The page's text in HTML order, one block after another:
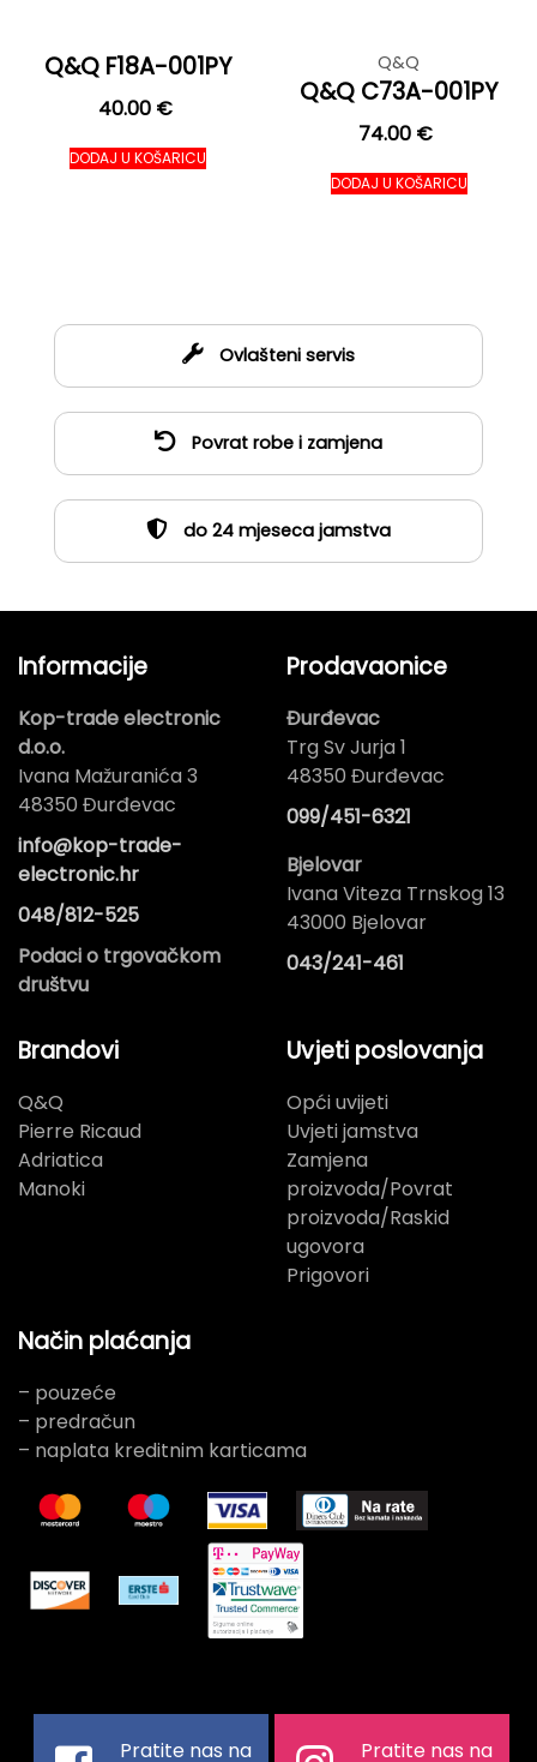
Q&Q F18A-001PY
40.00 €
DODAJ U KOŠARICU
Q&Q
Q&Q C73A-001PY
74.00 €
DODAJ U KOŠARICU
Ovlašteni servis
Povrat robe i zamjena
do 24 mjeseca jamstva
Informacije
Kop-trade electronic
d.o.o.
Ivana Mažuranića 3
48350 Đurđevac
info@kop-trade-
electronic.hr
048/812-525
Podaci o trgovačkom
društvu
Prodavaonice
Đurđevac
Trg Sv Jurja 1
48350 Đurđevac
099/451-6321
Bjelovar
Ivana Viteza Trnskog 13
43000 Bjelovar
043/241-461
Brandovi
Q&Q
Pierre Ricaud
Adriatica
Manoki
Uvjeti poslovanja
Opći uvijeti
Uvjeti jamstva
Zamjena
proizvoda/Povrat
proizvoda/Raskid
ugovora
Prigovori
Način plaćanja
– pouzeće
– predračun
– naplata kreditnim karticama
Pratite nas na
Pratite nas na